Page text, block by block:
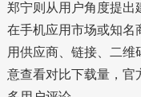
郑宁则从用户角度提出
在手机应用市场或知名
用供应商、链接、二
意查看对比下载量，官